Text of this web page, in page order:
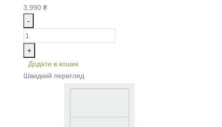
3,990 ₴
-
+
Додати в кошик
Швидкий перегляд